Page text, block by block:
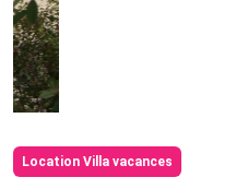
Location Villa vacances